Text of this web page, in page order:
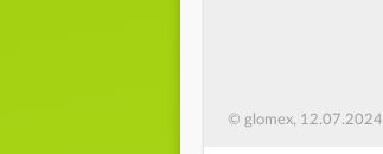
© glomex, 12.07.2024